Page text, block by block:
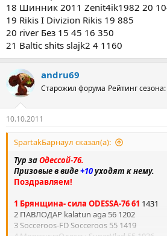
18 Шинник 2011 Zenit4ik1982 20
19 Rikis I Divizion Rikis 19 885
20 river Без 15 45 16 350
21 Baltic shits slajk2 4 1160
andru69
Старожил форума Рейтинг
10.10.2011
SpartakБарнаул сказал(а):
Тур заОдессой-76.
Призовые в виде+10уходят к нему.
Поздравляем!
1 Брянщина- сила ODESSA-76 61 1431
2 ПАВЛОДАР kalatun aga 56 1202
3 Socceroos-FD Socceroos 55 1419